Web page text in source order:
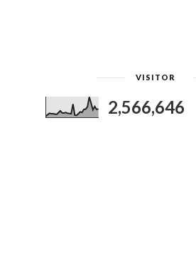
VISITOR
2,566,646